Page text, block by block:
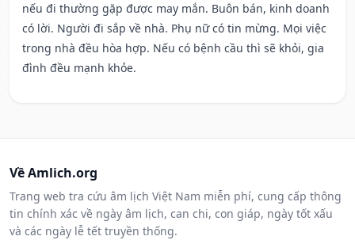
nếu đi thường gặp được may mắn. Buôn bán, kinh doanh
có lời. Người đi sắp về nhà. Phụ nữ có tin mừng. Mọi việc
trong nhà đều hòa hợp. Nếu có bệnh cầu thì sẽ khỏi, gia
đình đều mạnh khỏe.
Về Amlich.org
Trang web tra cứu âm lịch Việt Nam miễn phí, cung cấp thông
tin chính xác về ngày âm lịch, can chi, con giáp, ngày tốt xấu
và các ngày lễ tết truyền thống.